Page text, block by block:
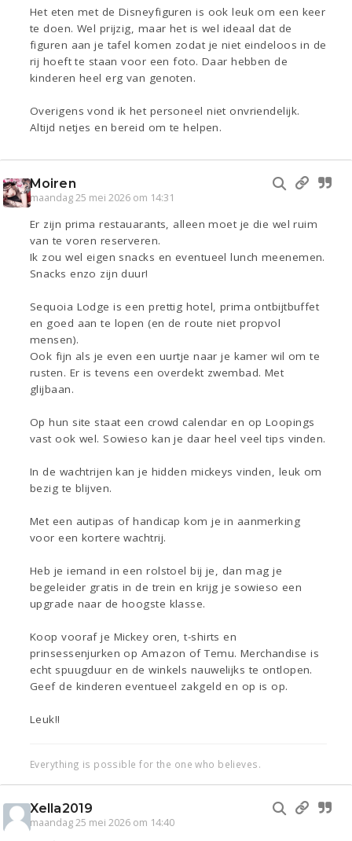
Het eten met de Disneyfiguren is ook leuk om een keer
te doen. Wel prijzig, maar het is wel ideaal dat de
figuren aan je tafel komen zodat je niet eindeloos in de
rij hoeft te staan voor een foto. Daar hebben de
kinderen heel erg van genoten.
Overigens vond ik het personeel niet onvriendelijk.
Altijd netjes en bereid om te helpen.
Moiren
maandag 25 mei 2026 om 14:31
Er zijn prima restauarants, alleen moet je die wel ruim
van te voren reserveren.
Ik zou wel eigen snacks en eventueel lunch meenemen.
Snacks enzo zijn duur!
Sequoia Lodge is een prettig hotel, prima ontbijtbuffet
en goed aan te lopen (en de route niet propvol
mensen).
Ook fijn als je even een uurtje naar je kamer wil om te
rusten. Er is tevens een overdekt zwembad. Met
glijbaan.
Op hun site staat een crowd calendar en op Loopings
vast ook wel. Sowieso kan je daar heel veel tips vinden.
In de wachtrijen kan je hidden mickeys vinden, leuk om
bezig te blijven.
Met een autipas of handicap kom je in aanmerking
voor een kortere wachtrij.
Heb je iemand in een rolstoel bij je, dan mag je
begeleider gratis in de trein en krijg je sowieso een
upgrade naar de hoogste klasse.
Koop vooraf je Mickey oren, t-shirts en
prinsessenjurken op Amazon of Temu. Merchandise is
echt spuugduur en de winkels nauwelijks te ontlopen.
Geef de kinderen eventueel zakgeld en op is op.
Leuk!!
Everything is possible for the one who believes.
Xella2019
maandag 25 mei 2026 om 14:40